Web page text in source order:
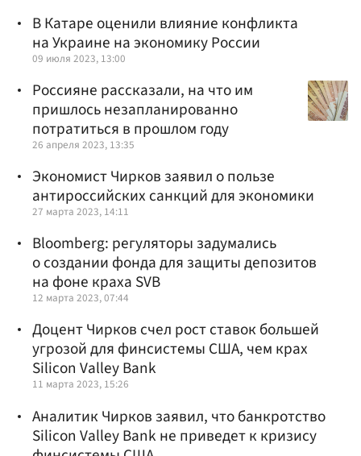
В Катаре оценили влияние конфликта
на Украине на экономику России
09 июля 2023, 13:00
Россияне рассказали, на что им
пришлось незапланированно
потратиться в прошлом году
26 апреля 2023, 13:35
Экономист Чирков заявил о пользе
антироссийских санкций для экономики
27 марта 2023, 14:11
Bloomberg: регуляторы задумались
о создании фонда для защиты депозитов
на фоне краха SVB
12 марта 2023, 07:44
Доцент Чирков счел рост ставок большей
угрозой для финсистемы США, чем крах
Silicon Valley Bank
11 марта 2023, 15:26
Аналитик Чирков заявил, что банкротство
Silicon Valley Bank не приведет к кризису